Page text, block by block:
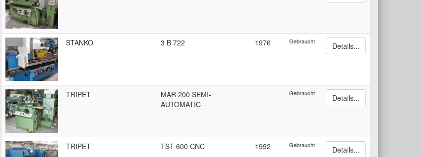
STANKO 3 B 722 1976 Gebraucht Details...
TRIPET
MAR 200 SEMI-
AUTOMATIC
Gebraucht Details...
TRIPET TST 600 CNC 1992 Gebraucht Details...